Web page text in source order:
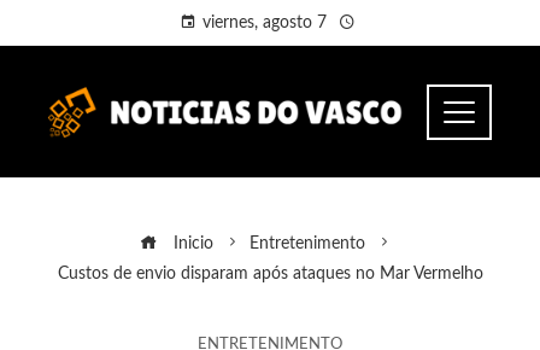
viernes, agosto 7
Inicio
Entretenimento
Custos de envio disparam após ataques no Mar Vermelho
ENTRETENIMENTO